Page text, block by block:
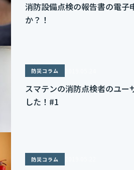
消防設備点検の報告書の電子
か？！
防災コラム
スマテンの消防点検者のユー
した！#1
防災コラム